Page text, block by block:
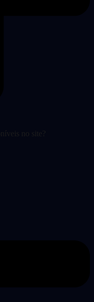
no site?